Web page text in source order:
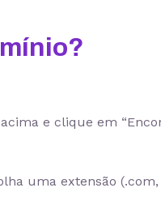
e clique em
uma extensão